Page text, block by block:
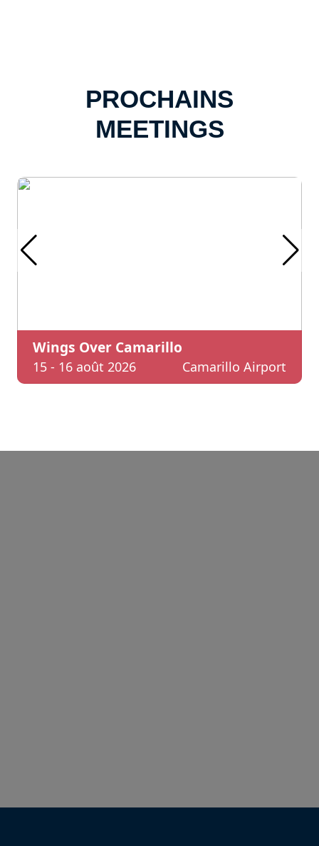
PROCHAINS
MEETINGS
Wings Over Camarillo
15 - 16 août 2026 Camarillo Airport